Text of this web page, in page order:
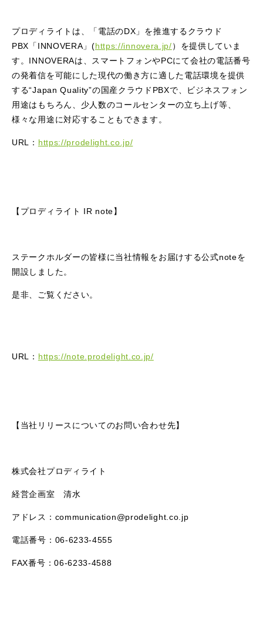
プロディライトは、「電話のDX」を推進するクラウド
PBX「INNOVERA」(https://innovera.jp/）を提供していま
す。INNOVERAは、スマートフォンやPCにて会社の電話番号
の発着信を可能にした現代の働き方に適した電話環境を提供
する“Japan Quality”の国産クラウドPBXで、ビジネスフォン
用途はもちろん、少人数のコールセンターの立ち上げ等、
様々な用途に対応することもできます。
URL： https://prodelight.co.jp/
【プロディライト IR note】
ステークホルダーの皆様に当社情報をお届けする公式noteを
開設しました。
是非、ご覧ください。
URL： https://note.prodelight.co.jp/
【当社リリースについてのお問い合わせ先】
株式会社プロディライト
経営企画室 清水
アドレス：communication@prodelight.co.jp
電話番号：06-6233-4555
FAX番号：06-6233-4588